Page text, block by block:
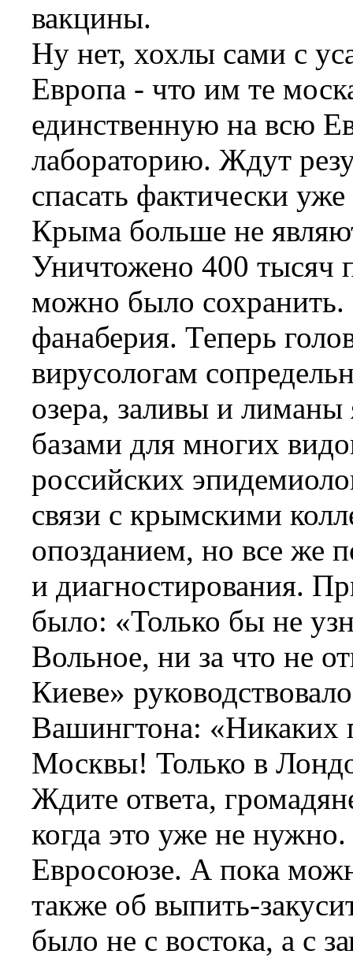
вакцины.
Ну нет, хохлы сами с
Европа - что им те
единственную на всю
лабораторию. Ждут
спасать фактически
Крыма больше не
Уничтожено 400 тысяч
можно было
фанаберия. Теперь
вирусологам
озера, заливы и
базами для многих
российских
связи с крымскими
опозданием, но все же
и диагностирования.
было: «Только бы не
Вольное, ни за что не
Киеве»
Вашингтона: «Никаких
Москвы! Только в
Ждите ответа,
когда это уже не
Евросоюзе. А пока
также об выпить-
было не с востока, а с